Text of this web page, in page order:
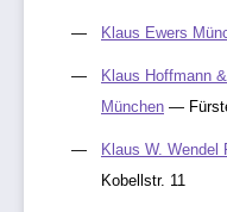
Klaus Ewers
Klaus Hoffmann
München —
Klaus W. Wendel
Kobellstr. 11